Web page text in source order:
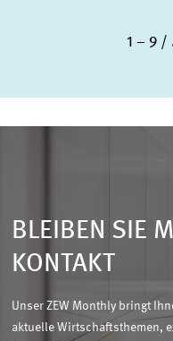
1 – 9
BLEIBEN SIE
KONTAKT
Unser ZEW Monthly bringt
aktuelle Wirtschaftsthemen,